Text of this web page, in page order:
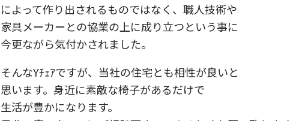
によって作り出されるものではなく、職人技術や
家具メーカーとの協業の上に成り立つという事に
今更ながら気付かされました。
そんなYﾁｪｱですが、当社の住宅とも相性が良いと
思います。身近に素敵な椅子があるだけで
生活が豊かになります。